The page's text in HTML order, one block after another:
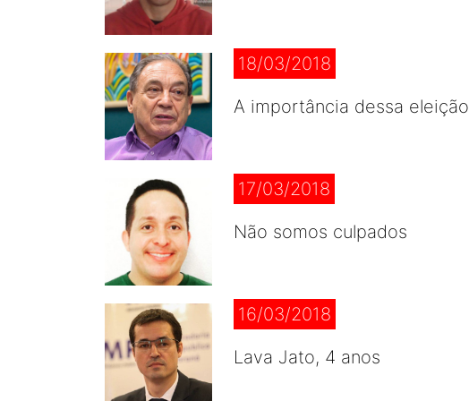
18/03/2018
A importância dessa eleição
17/03/2018
Não somos culpados
16/03/2018
Lava Jato, 4 anos